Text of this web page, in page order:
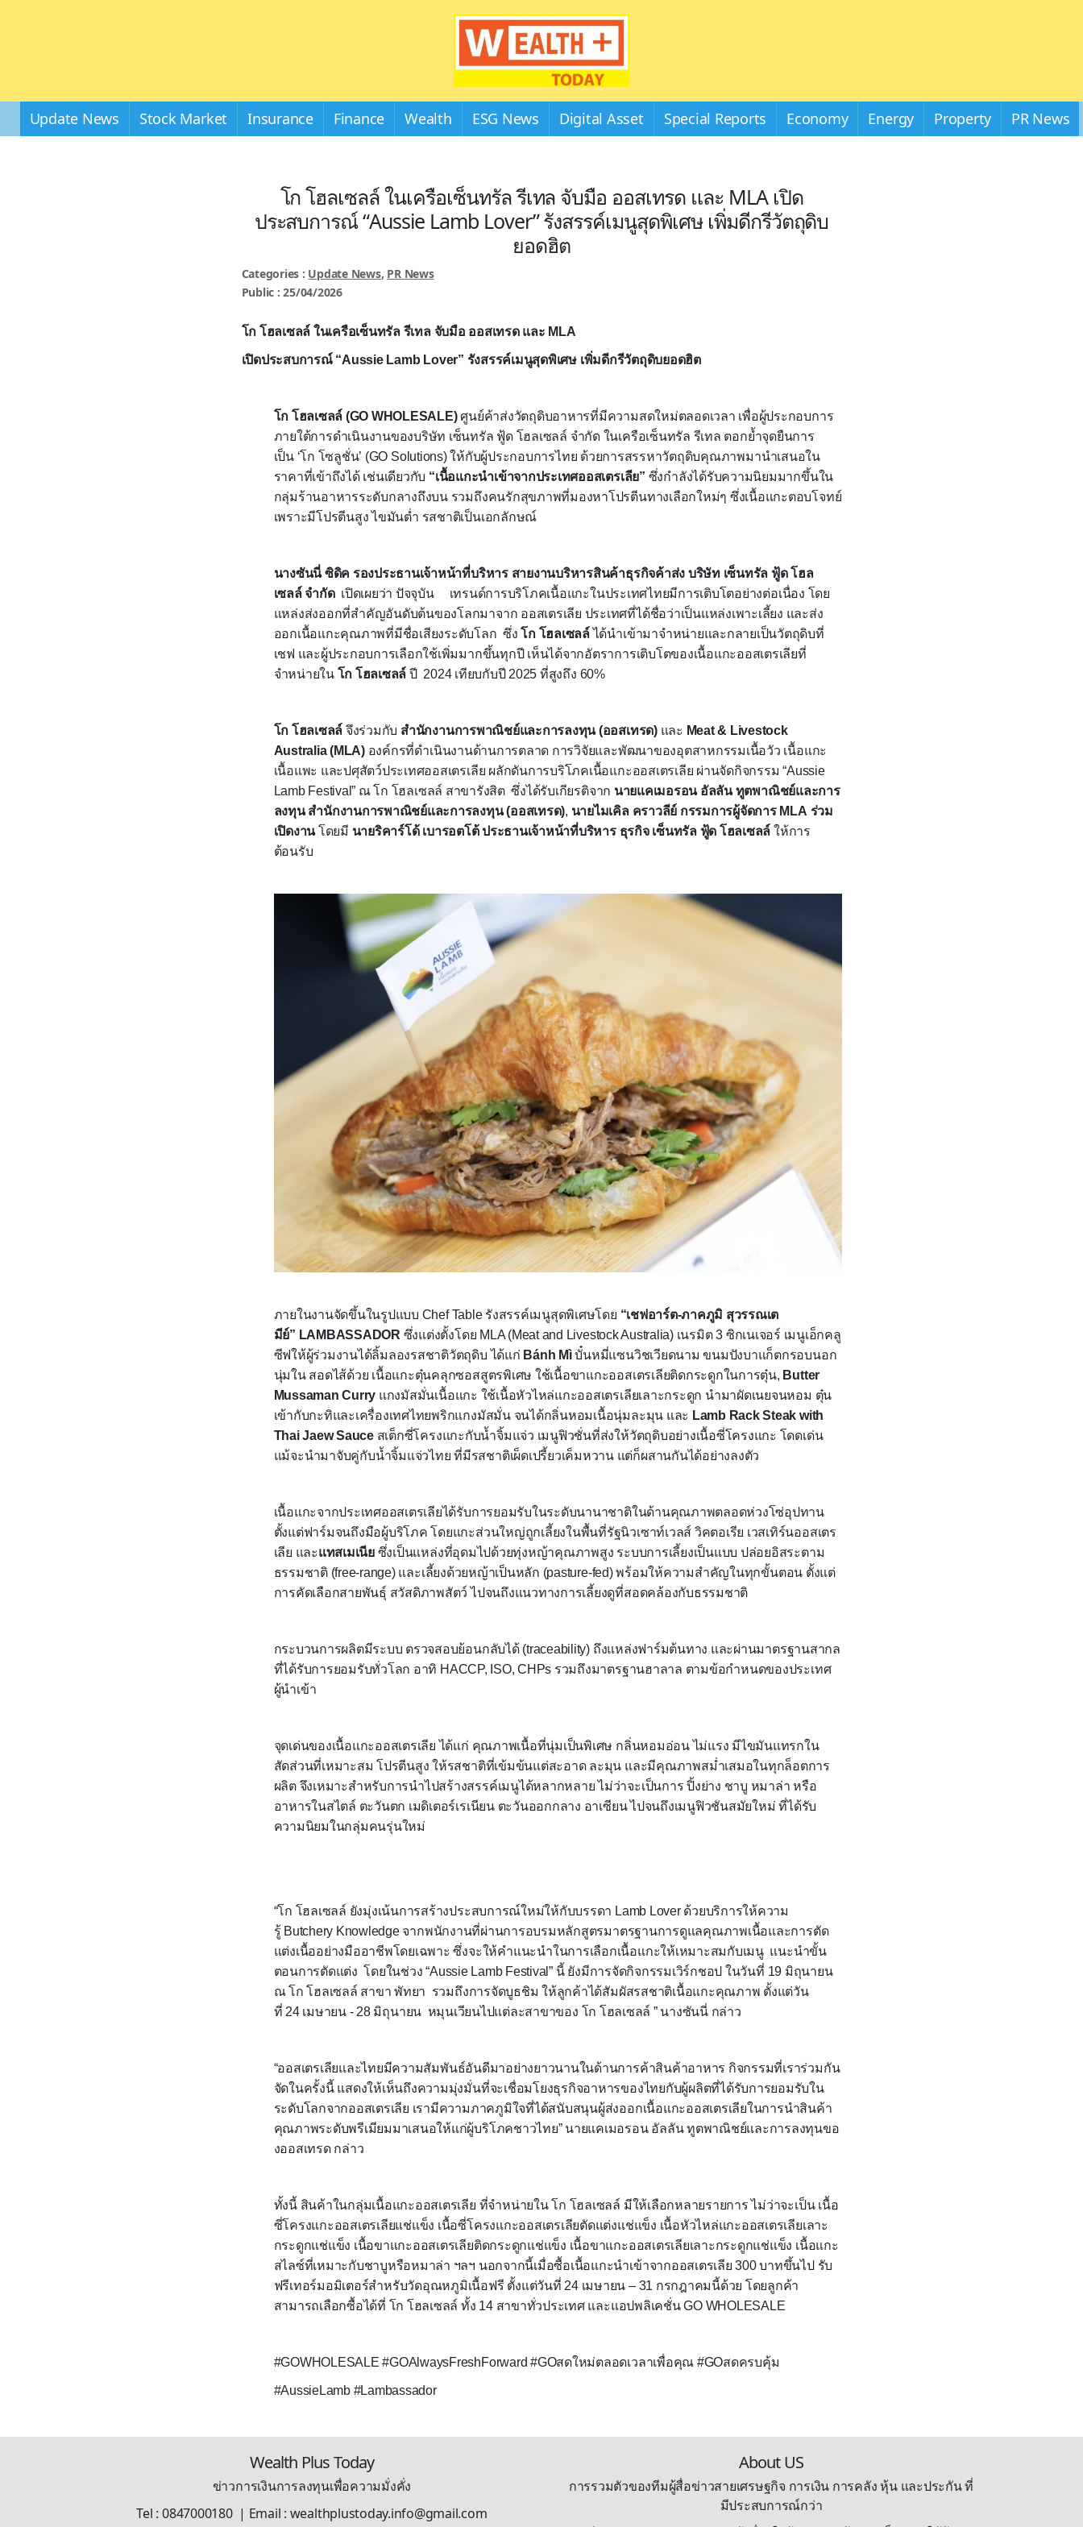
Update News Stock Market Insurance Finance Wealth ESG News Digital Asset Special Reports Economy Energy Property PR News
โก โฮลเซลล์ ในเครือเซ็นทรัล รีเทล จับมือ ออสเทรด และ MLA เปิด
ประสบการณ์ “Aussie Lamb Lover” รังสรรค์เมนูสุดพิเศษ เพิ่มดีกรีวัตถุดิบ
ยอดฮิต
Categories : Update News, PR News
Public : 25/04/2026
โก โฮลเซลล์ ในเครือเซ็นทรัล รีเทล จับมือ ออสเทรด และ MLA
เปิดประสบการณ์ “Aussie Lamb Lover” รังสรรค์เมนูสุดพิเศษ เพิ่มดีกรีวัตถุดิบยอดฮิต
โก โฮลเซลล์ (GO WHOLESALE)ศูนย์ค้าส่งวัตถุดิบอาหารที่มีความสดใหม่ตลอดเวลา เพื่อผู้ประกอบการ
ภายใต้การดำเนินงานของบริษัท เซ็นทรัล ฟู้ด โฮลเซลล์ จำกัด ในเครือเซ็นทรัล รีเทล ตอกย้ำจุดยืนการ
เป็น ‘โก โซลูชั่น’ (GO Solutions) ให้กับผู้ประกอบการไทย ด้วยการสรรหาวัตถุดิบคุณภาพมานำเสนอใน
ราคาที่เข้าถึงได้ เช่นเดียวกับ “เนื้อแกะนำเข้าจากประเทศออสเตรเลีย” ซึ่งกำลังได้รับความนิยมมากขึ้นใน
กลุ่มร้านอาหารระดับกลางถึงบน รวมถึงคนรักสุขภาพที่มองหาโปรตีนทางเลือกใหม่ๆ ซึ่งเนื้อแกะตอบโจทย์
เพราะมีโปรตีนสูง ไขมันต่ำ รสชาติเป็นเอกลักษณ์
นางซันนี่ ซิดิค รองประธานเจ้าหน้าที่บริหาร สายงานบริหารสินค้าธุรกิจค้าส่ง บริษัท เซ็นทรัล ฟู้ด โฮล
เซลล์ จำกัด เปิดเผยว่า ปัจจุบัน
เทรนด์การบริโภคเนื้อแกะในประเทศไทยมีการเติบโตอย่างต่อเนื่อง โดย
แหล่งส่งออกที่สำคัญอันดับต้นของโลกมาจาก ออสเตรเลีย ประเทศที่ได้ชื่อว่าเป็นแหล่งเพาะเลี้ยง และส่ง
ออกเนื้อแกะคุณภาพที่มีชื่อเสียงระดับโลก ซึ่งโก โฮลเซลล์ได้นำเข้ามาจำหน่ายและกลายเป็นวัตถุดิบที่
เชฟ และผู้ประกอบการเลือกใช้เพิ่มมากขึ้นทุกปี เห็นได้จากอัตราการเติบโตของเนื้อแกะออสเตรเลียที่
จำหน่ายใน โก โฮลเซลล์ ปี 2024 เทียบกับปี 2025 ที่สูงถึง 60%
โก โฮลเซลล์ จึงร่วมกับ สำนักงานการพาณิชย์และการลงทุน (ออสเทรด)และ Meat & Livestock
Australia (MLA) องค์กรที่ดำเนินงานด้านการตลาด การวิจัยและพัฒนาของอุตสาหกรรมเนื้อวัว เนื้อแกะ
เนื้อแพะ และปศุสัตว์ประเทศออสเตรเลีย ผลักดันการบริโภคเนื้อแกะออสเตรเลีย ผ่านจัดกิจกรรม “Aussie
Lamb Festival” ณ โก โฮลเซลล์ สาขารังสิต ซึ่งได้รับเกียรติจาก นายแคเมอรอน อัลลัน ทูตพาณิชย์และการ
ลงทุน สำนักงานการพาณิชย์และการลงทุน (ออสเทรด), นายไมเคิล คราวลีย์ กรรมการผู้จัดการ MLA ร่วม
เปิดงานโดยมี นายริคาร์โด้ เบารอตโต้ ประธานเจ้าหน้าที่บริหาร ธุรกิจ เซ็นทรัล ฟู้ด โฮลเซลล์ ให้การ
ต้อนรับ
ภายในงานจัดขึ้นในรูปแบบ Chef Table รังสรรค์เมนูสุดพิเศษโดย “เชฟอาร์ต-ภาคภูมิ สุวรรณเต
มีย์” LAMBASSADOR ซึ่งแต่งตั้งโดย MLA (Meat and Livestock Australia) เนรมิต3 ซิกเนเจอร์ เมนูเอ็กคลู
ซีฟให้ผู้ร่วมงานได้ลิ้มลองรสชาติวัตถุดิบ ได้แก่ Bánh Mìบั๋นหมี่แซนวิชเวียดนาม ขนมปังบาแก็ตกรอบนอก
นุ่มใน สอดไส้ด้วย เนื้อแกะตุ๋นคลุกซอสสูตรพิเศษ ใช้เนื้อขาแกะออสเตรเลียติดกระดูกในการตุ๋น, Butter
Mussaman Curry แกงมัสมั่นเนื้อแกะ ใช้เนื้อหัวไหล่แกะออสเตรเลียเลาะกระดูก นำมาผัดเนยจนหอม ตุ๋น
เข้ากับกะทิและเครื่องเทศไทยพริกแกงมัสมั่น จนได้กลิ่นหอมเนื้อนุ่มละมุน และ Lamb Rack Steak with
Thai Jaew Sauceสเต็กซี่โครงแกะกับน้ำจิ้มแจ่ว เมนูฟิวชั่นที่ส่งให้วัตถุดิบอย่างเนื้อซี่โครงแกะ โดดเด่น
แม้จะนำมาจับคู่กับน้ำจิ้มแจ่วไทย ที่มีรสชาติเผ็ดเปรี้ยวเค็มหวาน แต่ก็ผสานกันได้อย่างลงตัว
เนื้อแกะจากประเทศออสเตรเลียได้รับการยอมรับในระดับนานาชาติในด้านคุณภาพตลอดห่วงโซ่อุปทาน
ตั้งแต่ฟาร์มจนถึงมือผู้บริโภค โดยแกะส่วนใหญ่ถูกเลี้ยงในพื้นที่รัฐนิวเซาท์เวลส์ วิคตอเรีย เวสเทิร์นออสเตร
เลีย และแทสเมเนียซึ่งเป็นแหล่งที่อุดมไปด้วยทุ่งหญ้าคุณภาพสูง ระบบการเลี้ยงเป็นแบบ ปล่อยอิสระตาม
ธรรมชาติ (free‑range) และเลี้ยงด้วยหญ้าเป็นหลัก (pasture‑fed)พร้อมให้ความสำคัญในทุกขั้นตอน ตั้งแต่
การคัดเลือกสายพันธุ์ สวัสดิภาพสัตว์ ไปจนถึงแนวทางการเลี้ยงดูที่สอดคล้องกับธรรมชาติ
กระบวนการผลิตมีระบบ ตรวจสอบย้อนกลับได้ (traceability) ถึงแหล่งฟาร์มต้นทาง และผ่านมาตรฐานสากล
ที่ได้รับการยอมรับทั่วโลก อาทิ HACCP, ISO, CHPs รวมถึงมาตรฐานฮาลาล ตามข้อกำหนดของประเทศ
ผู้นำเข้า
จุดเด่นของเนื้อแกะออสเตรเลีย ได้แก่ คุณภาพเนื้อที่นุ่มเป็นพิเศษ กลิ่นหอมอ่อน ไม่แรง มีไขมันแทรกใน
สัดส่วนที่เหมาะสม โปรตีนสูง ให้รสชาติที่เข้มข้นแต่สะอาด ละมุน และมีคุณภาพสม่ำเสมอในทุกล็อตการ
ผลิต จึงเหมาะสำหรับการนำไปสร้างสรรค์เมนูได้หลากหลาย ไม่ว่าจะเป็นการ ปิ้งย่าง ชาบู หมาล่า หรือ
อาหารในสไตล์ ตะวันตก เมดิเตอร์เรเนียน ตะวันออกกลาง อาเซียน ไปจนถึงเมนูฟิวชันสมัยใหม่ ที่ได้รับ
ความนิยมในกลุ่มคนรุ่นใหม่
“โก โฮลเซลล์ ยังมุ่งเน้นการสร้างประสบการณ์ใหม่ให้กับบรรดา Lamb Loverด้วยบริการให้ความ
รู้ Butchery Knowledge จากพนักงานที่ผ่านการอบรมหลักสูตรมาตรฐานการดูแลคุณภาพเนื้อและการตัด
แต่งเนื้ออย่างมืออาชีพโดยเฉพาะ ซึ่งจะให้คำแนะนำในการเลือกเนื้อแกะให้เหมาะสมกับเมนู แนะนำขั้น
ตอนการตัดแต่ง โดยในช่วง “Aussie Lamb Festival” นี้ ยังมีการจัดกิจกรรมเวิร์กชอป ในวันที่ 19 มิถุนายน
ณ โก โฮลเซลล์ สาขา พัทยา รวมถึงการจัดบูธชิม ให้ลูกค้าได้สัมผัสรสชาติเนื้อแกะคุณภาพ ตั้งแต่วัน
ที่ 24เมษายน - 28มิถุนายน หมุนเวียนไปแต่ละสาขาของ โก โฮลเซลล์ ” นางซันนี่ กล่าว
“ออสเตรเลียและไทยมีความสัมพันธ์อันดีมาอย่างยาวนานในด้านการค้าสินค้าอาหาร กิจกรรมที่เราร่วมกัน
จัดในครั้งนี้ แสดงให้เห็นถึงความมุ่งมั่นที่จะเชื่อมโยงธุรกิจอาหารของไทยกับผู้ผลิตที่ได้รับการยอมรับใน
ระดับโลกจากออสเตรเลีย เรามีความภาคภูมิใจที่ได้สนับสนุนผู้ส่งออกเนื้อแกะออสเตรเลียในการนำสินค้า
คุณภาพระดับพรีเมียมมาเสนอให้แก่ผู้บริโภคชาวไทย” นายแคเมอรอน อัลลัน ทูตพาณิชย์และการลงทุนขอ
งออสเทรด กล่าว
ทั้งนี้ สินค้าในกลุ่มเนื้อแกะออสเตรเลีย ที่จำหน่ายใน โก โฮลเซลล์ มีให้เลือกหลายรายการ ไม่ว่าจะเป็น เนื้อ
ซี่โครงแกะออสเตรเลียแช่แข็ง เนื้อซี่โครงแกะออสเตรเลียตัดแต่งแช่แข็ง เนื้อหัวไหล่แกะออสเตรเลียเลาะ
กระดูกแช่แข็ง เนื้อขาแกะออสเตรเลียติดกระดูกแช่แข็ง เนื้อขาแกะออสเตรเลียเลาะกระดูกแช่แข็ง เนื้อแกะ
สไลซ์ที่เหมาะกับชาบูหรือหมาล่า ฯลฯ นอกจากนี้เมื่อซื้อเนื้อแกะนำเข้าจากออสเตรเลีย300บาทขึ้นไป รับ
ฟรีเทอร์มอมิเตอร์สำหรับวัดอุณหภูมิเนื้อฟรี ตั้งแต่วันที่ 24 เมษายน – 31 กรกฎาคมนี้ด้วย โดยลูกค้า
สามารถเลือกซื้อได้ที่ โก โฮลเซลล์ ทั้ง 14 สาขาทั่วประเทศ และแอปพลิเคชั่นGO WHOLESALE
#GOWHOLESALE #GOAlwaysFreshForward #GOสดใหม่ตลอดเวลาเพื่อคุณ #GOสดครบคุ้ม
#AussieLamb #Lambassador
Wealth Plus Today
ข่าวการเงินการลงทุนเพื่อความมั่งคั่ง
Tel : 0847000180 | Email : wealthplustoday.info@gmail.com
About US
การรวมตัวของทีมผู้สื่อข่าวสายเศรษฐกิจ การเงิน การคลัง หุ้น และประกัน ที่
มีประสบการณ์กว่า